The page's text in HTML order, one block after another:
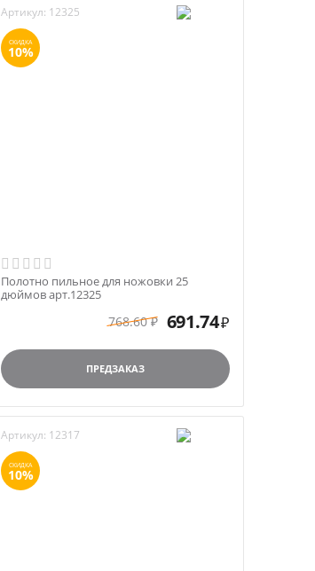
Артикул: 12325
СКИДКА
10%
Полотно пильное для ножовки 25
дюймов арт.12325
768.60 ₽ 691.74₽
ПРЕДЗАКАЗ
Артикул: 12317
СКИДКА
10%